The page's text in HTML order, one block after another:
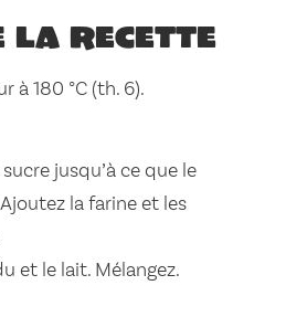
la recette
à 180 °C (th. 6).
jusqu’à ce que le
la farine et les
et le lait. Mélangez.